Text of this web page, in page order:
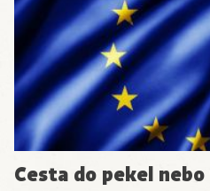
Cesta do pekel